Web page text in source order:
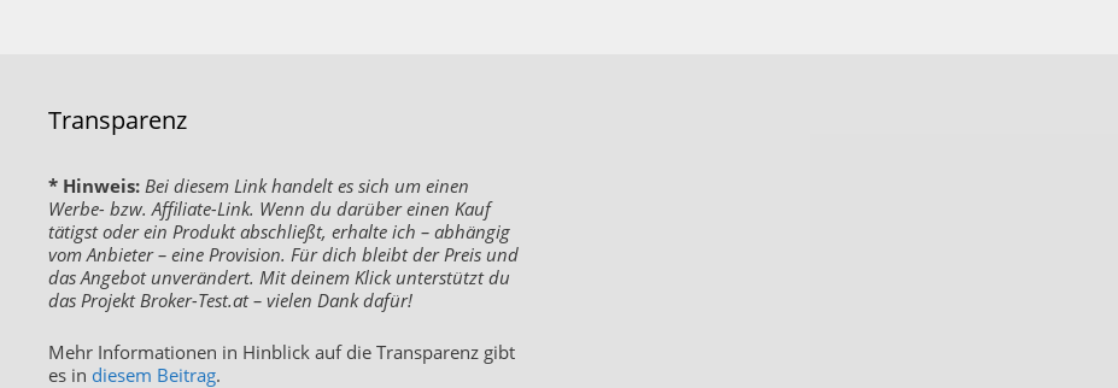
Transparenz
* Hinweis: Bei diesem Link handelt es sich um einen
Werbe- bzw. Affiliate-Link. Wenn du darüber einen Kauf
tätigst oder ein Produkt abschließt, erhalte ich – abhängig
vom Anbieter – eine Provision. Für dich bleibt der Preis und
das Angebot unverändert. Mit deinem Klick unterstützt du
das Projekt Broker-Test.at – vielen Dank dafür!
Mehr Informationen in Hinblick auf die Transparenz gibt
es in diesem Beitrag.